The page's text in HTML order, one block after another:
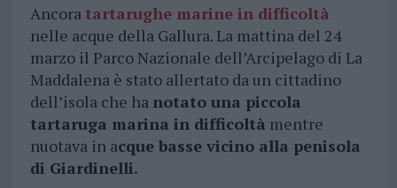
Ancora tartarughe marine in difficoltà
nelle acque della Gallura. La mattina del 24
marzo il Parco Nazionale dell’Arcipelago di La
Maddalena è stato allertato da un cittadino
dell’isola che ha notato una piccola
tartaruga marina in difficoltà mentre
nuotava in acque basse vicino alla penisola
di Giardinelli.